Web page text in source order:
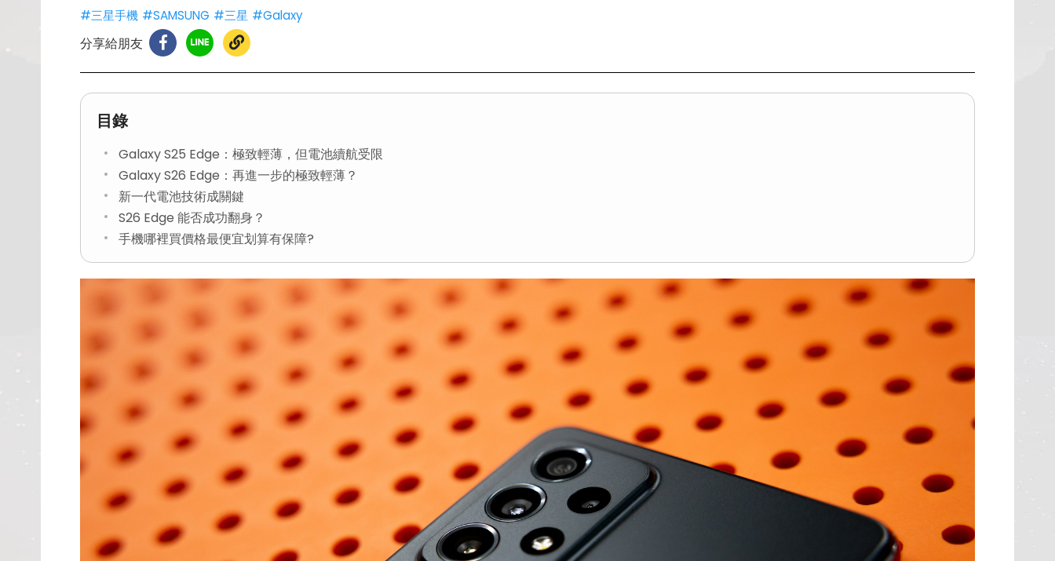
#三星手機 #SAMSUNG #三星 #Galaxy
分享給朋友
目錄
Galaxy S25 Edge：極致輕薄，但電池續航受限
Galaxy S26 Edge：再進一步的極致輕薄？
新一代電池技術成關鍵
S26 Edge 能否成功翻身？
手機哪裡買價格最便宜划算有保障?